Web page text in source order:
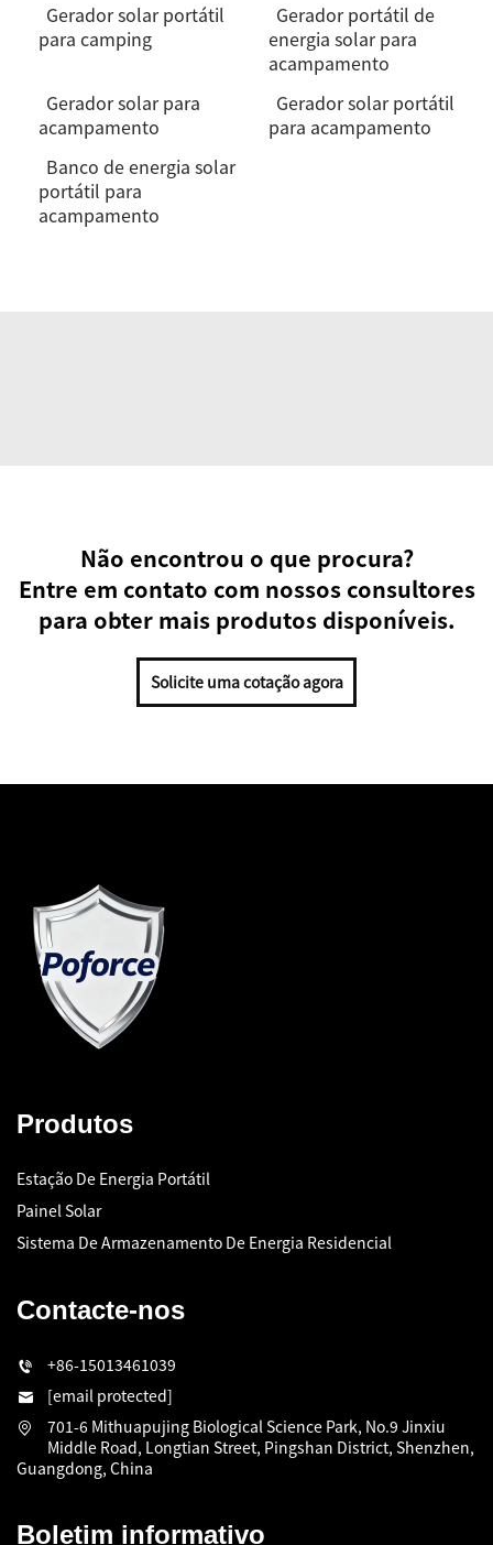
Gerador solar portátil
para camping
Gerador portátil de
energia solar para
acampamento
Gerador solar para
acampamento
Gerador solar portátil
para acampamento
Banco de energia solar
portátil para
acampamento
Não encontrou o que procura?
Entre em contato com nossos consultores
para obter mais produtos disponíveis.
Solicite uma cotação agora
Produtos
Estação De Energia Portátil
Painel Solar
Sistema De Armazenamento De Energia Residencial
Contacte-nos
+86-15013461039
[email protected]
701-6 Mithuapujing Biological Science Park, No.9 Jinxiu
Middle Road, Longtian Street, Pingshan District, Shenzhen,
Guangdong, China
Boletim informativo